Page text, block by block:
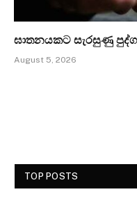
ඝාතනයකට සැරසුණු
August 5, 2026
TOP POSTS